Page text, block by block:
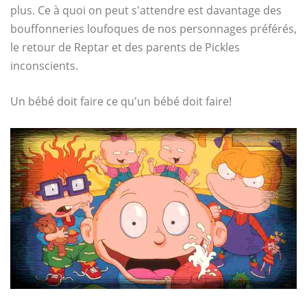
plus. Ce à quoi on peut s'attendre est davantage des
bouffonneries loufoques de nos personnages préférés,
le retour de Reptar et des parents de Pickles
inconscients.
Un bébé doit faire ce qu'un bébé doit faire!